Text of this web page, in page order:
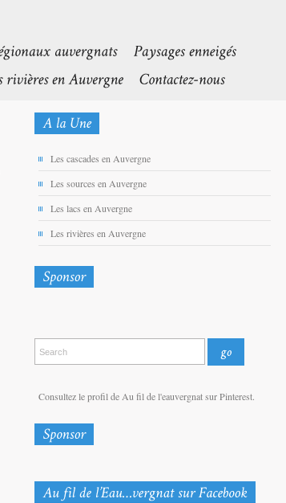
Les cascades en Auvergne
Les sources en Auvergne
Les lacs en Auvergne
Les rivières en Auvergne
Consultez le profil de Au fil de l'eauvergnat sur Pinterest.